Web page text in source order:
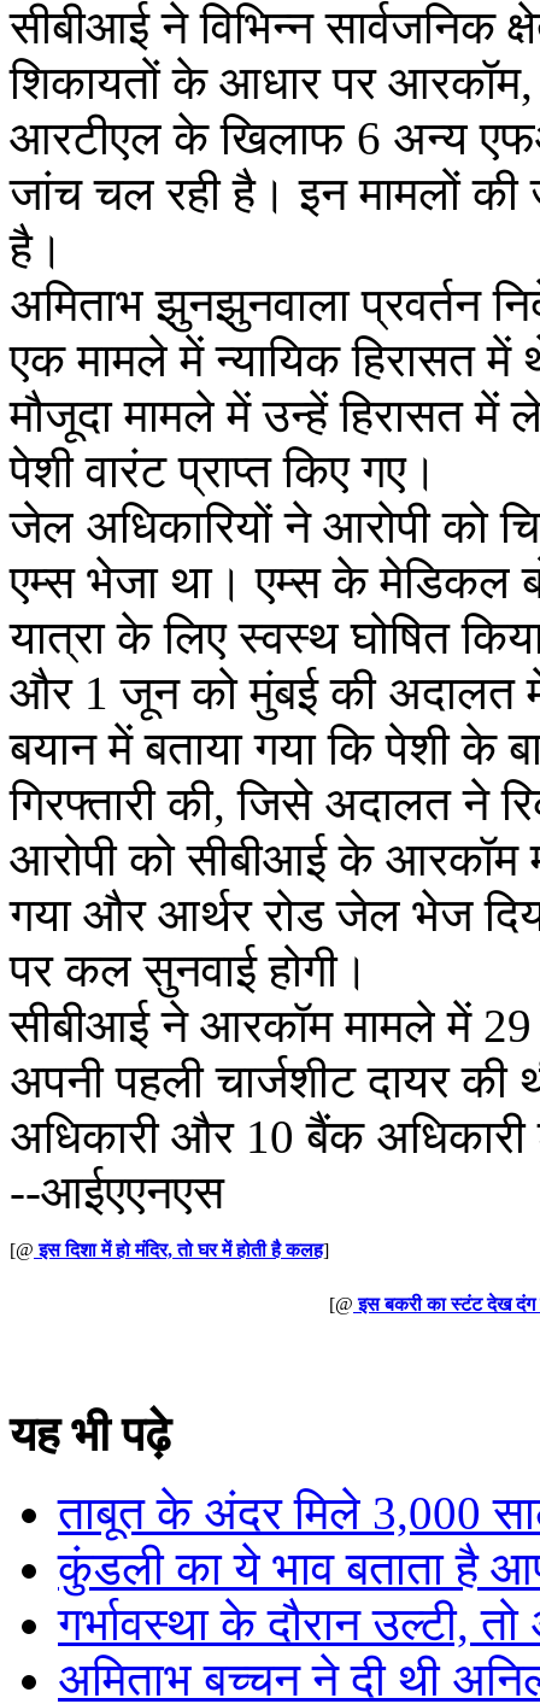
सीबीआई ने विभिन्न
शिकायतों के आधार पर
आरटीएल के खिलाफ 6 अन्य
जांच चल रही है। इन मामलों की
है।
अमिताभ झुनझुनवाला प्रवर्तन
एक मामले में न्यायिक हिरासत
मौजूदा मामले में उन्हें हिरासत
पेशी वारंट प्राप्त किए गए।
जेल अधिकारियों ने आरोपी को
एम्स भेजा था। एम्स के मेडिकल
यात्रा के लिए स्वस्थ घोषित
और 1 जून को मुंबई की अदालत
बयान में बताया गया कि पेशी के
गिरफ्तारी की, जिसे अदालत ने
आरोपी को सीबीआई के आरकॉम
गया और आर्थर रोड जेल भेज
पर कल सुनवाई होगी।
सीबीआई ने आरकॉम मामले में
अपनी पहली चार्जशीट दायर
अधिकारी और 10 बैंक
--आईएएनएस
[@ इस दिशा में हो मंदिर, तो घर में होती है कलह]
[@ इस बकरी का स्टंट देख
यह भी पढ़े
ताबूत के अंदर मिले 3,000
कुंडली का ये भाव बताता है आप
गर्भावस्था के दौरान उल्टी,
अमिताभ बच्चन ने दी थी